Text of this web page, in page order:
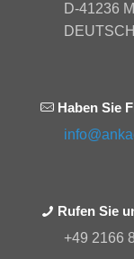
D-41236
Haben Sie
Rufen Sie
+49 2166